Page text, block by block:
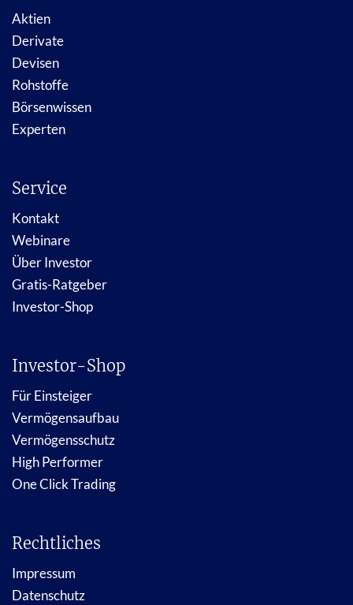
Aktien
Derivate
Devisen
Rohstoffe
Börsenwissen
Experten
Service
Kontakt
Webinare
Über Investor
Gratis-Ratgeber
Investor-Shop
Investor-Shop
Für Einsteiger
Vermögensaufbau
Vermögensschutz
High Performer
One Click Trading
Rechtliches
Impressum
Datenschutz